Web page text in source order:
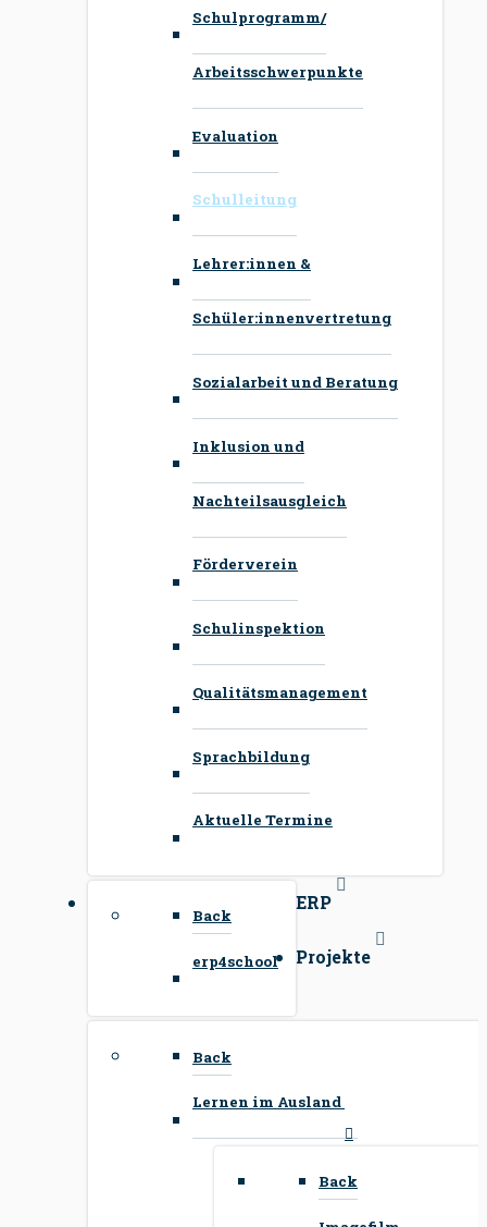
Schulprogramm/
Arbeitsschwerpunkte
Evaluation
Schulleitung
Lehrer:innen &
Schüler:innenvertretung
Sozialarbeit und Beratung
Inklusion und
Nachteilsausgleich
Förderverein
Schulinspektion
Qualitätsmanagement
Sprachbildung
Aktuelle Termine
ERP
Back
erp4school Projekte
Back
Lernen im Ausland
Back